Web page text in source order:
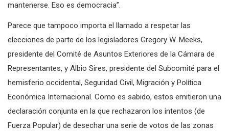
mantenerse. Eso es democracia”.
Parece que tampoco importa el llamado a respetar las
elecciones de parte de los legisladores Gregory W. Meeks,
presidente del Comité de Asuntos Exteriores de la Cámara de
Representantes, y Albio Sires, presidente del Subcomité para el
hemisferio occidental, Seguridad Civil, Migración y Política
Económica Internacional. Como es sabido, estos emitieron una
declaración conjunta en la que rechazaron los intentos (de
Fuerza Popular) de desechar una serie de votos de las zonas